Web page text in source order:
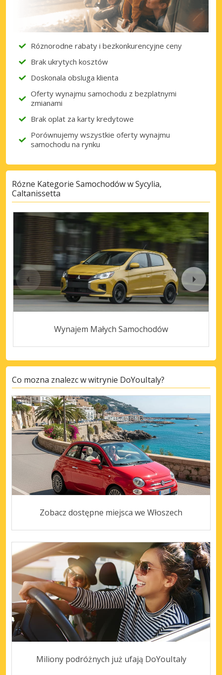
Róznorodne rabaty i bezkonkurencyjne ceny
Brak ukrytych kosztów
Doskonala obsluga klienta
Oferty wynajmu samochodu z bezplatnymi
zmianami
Brak oplat za karty kredytowe
Porównujemy wszystkie oferty wynajmu
samochodu na rynku
Rózne Kategorie Samochodów w Sycylia,
Caltanissetta
Wynajem Małych Samochodów
Co mozna znalezc w witrynie DoYouItaly?
Zobacz dostępne miejsca we Włoszech
Miliony podróżnych już ufają DoYouItaly